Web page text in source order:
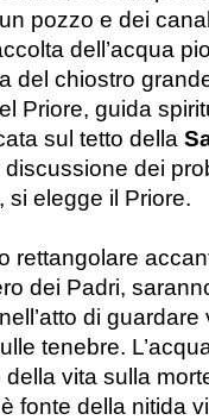
pozzo e dei
dell’acqua
del chiostro
Priore, guida
sul tetto della
dei
elegge il Priore.
rettangolare
dei Padri,
di
tenebre.
vita sulla
fonte della nitida